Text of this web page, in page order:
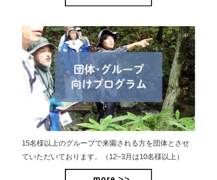
15名様以上のグループで来園される方を団体とさせ
ていただいております。（12~3月は10名様以上）